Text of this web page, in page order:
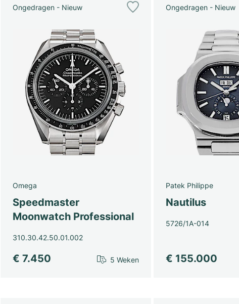
Ongedragen - Nieuw
Omega
Speedmaster
Moonwatch Professional
310.30.42.50.01.002
€ 7.450 5 Weken
Ongedragen - Nieuw
Patek Philippe
Nautilus
5726/1A-014
€ 155.000